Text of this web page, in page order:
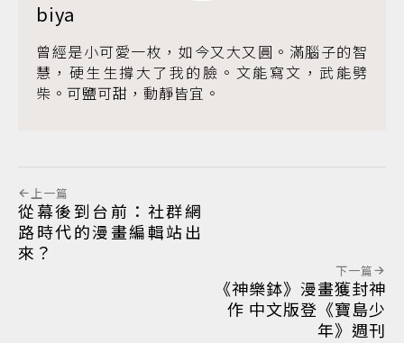
biya
曾經是小可愛一枚，如今又大又圓。滿腦子的智
慧，硬生生撐大了我的臉。文能寫文，武能劈
柴。可鹽可甜，動靜皆宜。
上一篇
從幕後到台前：社群網
路時代的漫畫編輯站出
來？
下一篇
《神樂鉢》漫畫獲封神
作 中文版登《寶島少
年》週刊